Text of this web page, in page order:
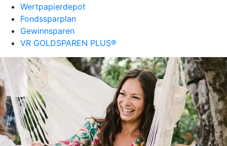
Wertpapierdepot
Fondssparplan
Gewinnsparen
VR GOLDSPAREN PLUS®